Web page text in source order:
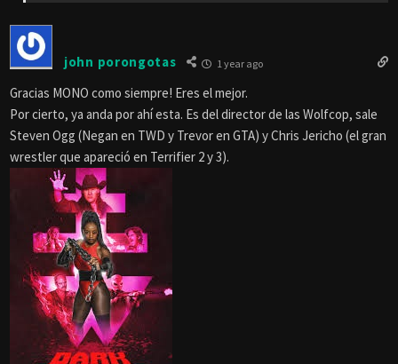
john porongotas 1 year ago
Gracias MONO como siempre! Eres el mejor.
Por cierto, ya anda por ahí esta. Es del director de las Wolfcop, sale
Steven Ogg (Negan en TWD y Trevor en GTA) y Chris Jericho (el gran
wrestler que apareció en Terrifier 2 y 3).